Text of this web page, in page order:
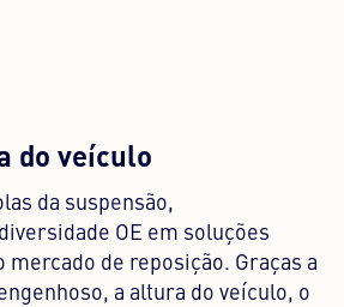
do veículo
da suspensão,
OE em soluções
de reposição. Graças a
a altura do veículo, o